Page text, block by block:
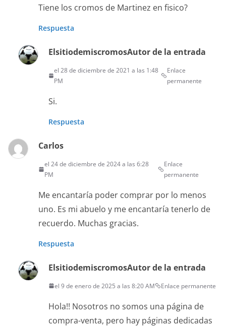
Tiene los cromos de Martinez en fisico?
Respuesta
ElsitiodemiscromosAutor de la entrada
el 28 de diciembre de 2021 a las 1:48
PM
Enlace
permanente
Si.
Respuesta
Carlos
el 24 de diciembre de 2024 a las 6:28
PM
Enlace
permanente
Me encantaría poder comprar por lo menos
uno. Es mi abuelo y me encantaría tenerlo de
recuerdo. Muchas gracias.
Respuesta
ElsitiodemiscromosAutor de la entrada
el 9 de enero de 2025 a las 8:20 AM Enlace permanente
Hola!! Nosotros no somos una página de
compra-venta, pero hay páginas dedicadas